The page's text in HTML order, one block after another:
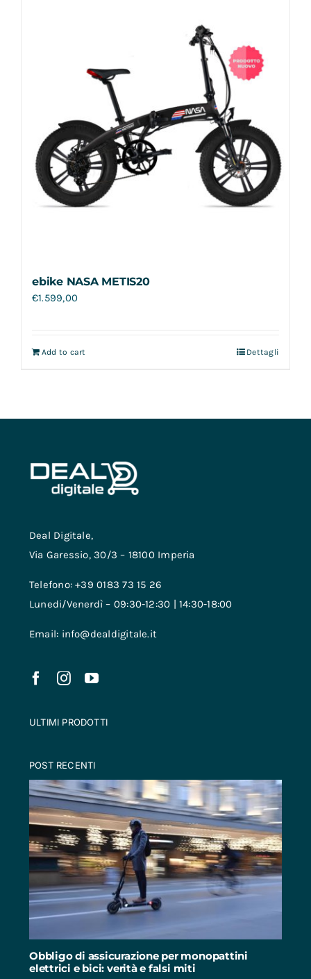
ebike NASA METIS20
€1.599,00
Add to cart Dettagli
Deal Digitale,
Via Garessio, 30/3 – 18100 Imperia
Telefono: +39 0183 73 15 26
Lunedi/Venerdì – 09:30-12:30 | 14:30-18:00
Email: info@dealdigitale.it
ULTIMI PRODOTTI
POST RECENTI
Obbligo di assicurazione per monopattini
elettrici e bici: verità e falsi miti